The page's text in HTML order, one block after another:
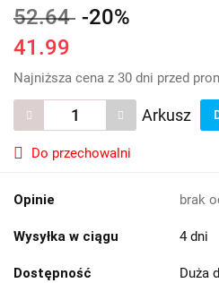
52.64 -20%
41.99
Najniższa cena z 30 dni przed
Arkusz
Do przechowalni
Opinie brak
Wysyłka w ciągu 4 dni
Dostępność Duża